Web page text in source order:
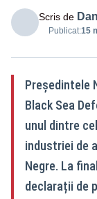
Scris de
Publicat:15
Președintele
Black Sea
unul dintre
industriei de
Negre. La
declarații de